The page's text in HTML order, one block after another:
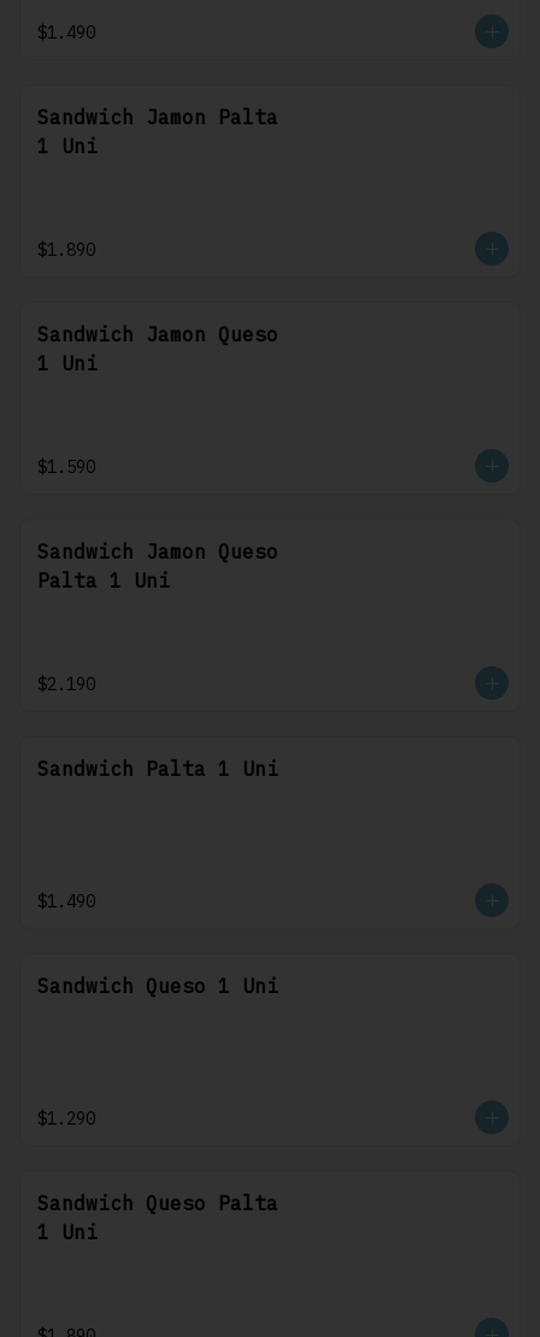
$1.490
Sandwich Jamon Palta
1 Uni
$1.890
Sandwich Jamon Queso
1 Uni
$1.590
Sandwich Jamon Queso
Palta 1 Uni
$2.190
Sandwich Palta 1 Uni
$1.490
Sandwich Queso 1 Uni
$1.290
Sandwich Queso Palta
1 Uni